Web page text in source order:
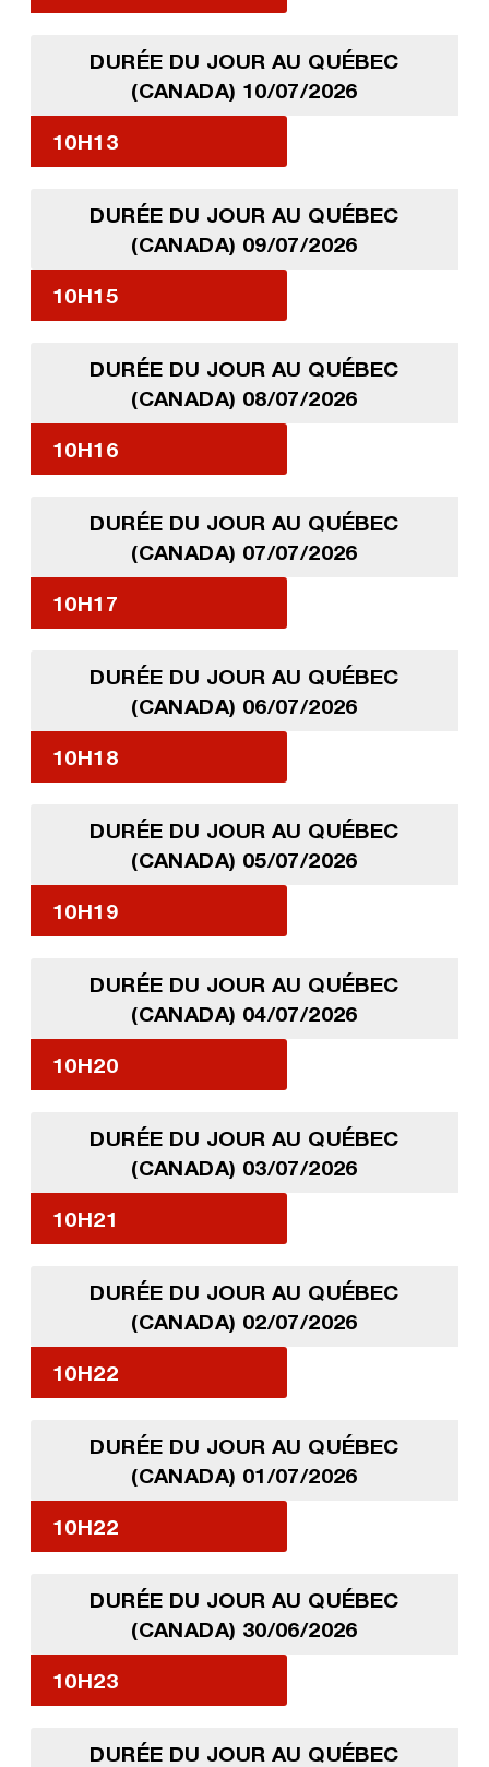
DURÉE DU JOUR AU QUÉBEC
(CANADA) 10/07/2026
10H13
DURÉE DU JOUR AU QUÉBEC
(CANADA) 09/07/2026
10H15
DURÉE DU JOUR AU QUÉBEC
(CANADA) 08/07/2026
10H16
DURÉE DU JOUR AU QUÉBEC
(CANADA) 07/07/2026
10H17
DURÉE DU JOUR AU QUÉBEC
(CANADA) 06/07/2026
10H18
DURÉE DU JOUR AU QUÉBEC
(CANADA) 05/07/2026
10H19
DURÉE DU JOUR AU QUÉBEC
(CANADA) 04/07/2026
10H20
DURÉE DU JOUR AU QUÉBEC
(CANADA) 03/07/2026
10H21
DURÉE DU JOUR AU QUÉBEC
(CANADA) 02/07/2026
10H22
DURÉE DU JOUR AU QUÉBEC
(CANADA) 01/07/2026
10H22
DURÉE DU JOUR AU QUÉBEC
(CANADA) 30/06/2026
10H23
DURÉE DU JOUR AU QUÉBEC